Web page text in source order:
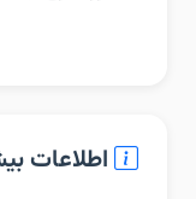
اطلاعات